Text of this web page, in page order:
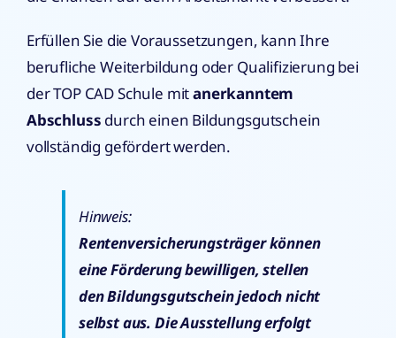
Erfüllen Sie die Voraussetzungen, kann Ihre
berufliche Weiterbildung oder Qualifizierung bei
der TOP CAD Schule mitanerkanntem
Abschluss durch einen Bildungsgutschein
vollständig gefördert werden.
Hinweis:
Rentenversicherungsträger können
eine Förderung bewilligen, stellen
den Bildungsgutschein jedoch nicht
selbst aus. Die Ausstellung erfolgt